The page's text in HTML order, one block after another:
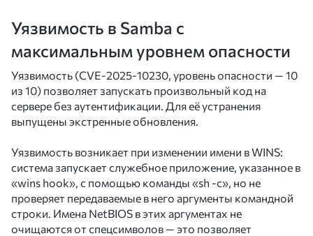
Уязвимость в Samba с
максимальным уровнем опасности
Уязвимость (CVE-2025-10230, уровень опасности — 10
из 10) позволяет запускать произвольный код на
сервере без аутентификации. Для её устранения
выпущены экстренные обновления.
Уязвимость возникает при изменении имени в WINS:
система запускает служебное приложение, указанное в
«wins hook», с помощью команды «sh -c», но не
проверяет передаваемые в него аргументы командной
строки. Имена NetBIOS в этих аргументах не
очищаются от спецсимволов — это позволяет